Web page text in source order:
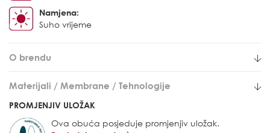
Namjena:
Suho vrijeme
O brendu
Materijali / Membrane / Tehnologije
PROMJENJIV ULOŽAK
Ova obuća posjeduje promjenjiv uložak.